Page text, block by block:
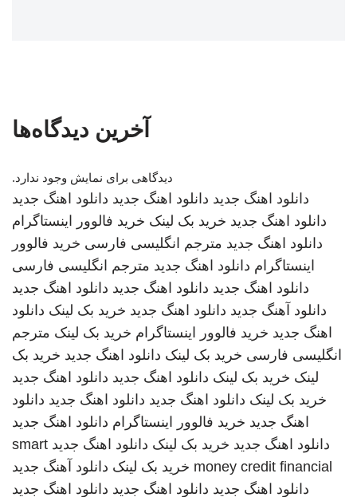
آخرین دیدگاه‌ها
دیدگاهی برای نمایش وجود ندارد.
دانلود اهنگ جدید دانلود اهنگ جدید دانلود اهنگ جدید
دانلود اهنگ جدید خرید بک لینک خرید فالوور اینستاگرام
دانلود اهنگ جدید مترجم انگلیسی فارسی خرید فالوور
اینستاگرام دانلود اهنگ جدید مترجم انگلیسی فارسی
دانلود اهنگ جدید دانلود اهنگ جدید دانلود اهنگ جدید
دانلود آهنگ جدید دانلود اهنگ جدید خرید بک لینک دانلود
اهنگ جدید خرید فالوور اینستاگرام خرید بک لینک مترجم
انگلیسی فارسی خرید بک لینک دانلود اهنگ جدید خرید بک
لینک خرید بک لینک دانلود اهنگ جدید دانلود اهنگ جدید
خرید بک لینک دانلود اهنگ جدید دانلود اهنگ جدید دانلود
اهنگ جدید خرید فالوور اینستاگرام دانلود اهنگ جدید
دانلود اهنگ جدید خرید بک لینک دانلود اهنگ جدید smart
money credit financial خرید بک لینک دانلود آهنگ جدید
دانلود اهنگ جدید دانلود اهنگ جدید دانلود اهنگ جدید